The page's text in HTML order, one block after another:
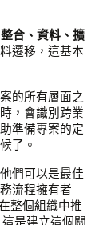
合、資料、擴
遷移，這基本
的所有層面之
，會識別跨業
準備專案的定
了。
們可以是最佳
流程擁有者
整個組織中推
是建立這個關